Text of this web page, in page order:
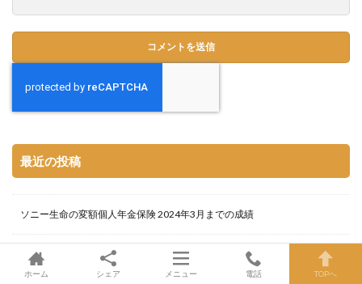
最近の投稿
ソニー生命の変額個人年金保険 2024年3月までの成績
【ChatGPT氏に書いてもらった記事】内部調整の欠如が招く外部との信頼
失墜
ホーム シェア メニュー 電話 TOPへ